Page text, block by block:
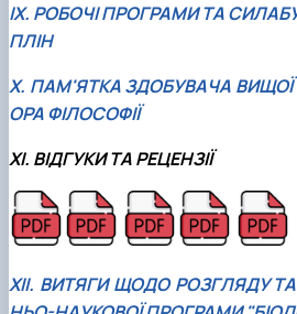
IX. РОБОЧІ ПРОГРАМИ ТА
ПЛІН
Х. ПАМ'ЯТКА ЗДОБУВАЧА
ОРА ФІЛОСОФІЇ
ХI. ВІДГУКИ ТА РЕЦЕНЗІЇ
ХІI. ВИТЯГИ ЩОДО РОЗГЛЯДУ